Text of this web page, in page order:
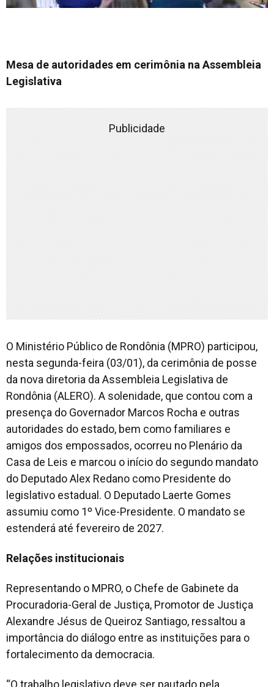
Mesa de autoridades em cerimônia na Assembleia
Legislativa
Publicidade
O Ministério Público de Rondônia (MPRO) participou,
nesta segunda-feira (03/01), da cerimônia de posse
da nova diretoria da Assembleia Legislativa de
Rondônia (ALERO). A solenidade, que contou com a
presença do Governador Marcos Rocha e outras
autoridades do estado, bem como familiares e
amigos dos empossados, ocorreu no Plenário da
Casa de Leis e marcou o início do segundo mandato
do Deputado Alex Redano como Presidente do
legislativo estadual. O Deputado Laerte Gomes
assumiu como 1º Vice-Presidente. O mandato se
estenderá até fevereiro de 2027.
Relações institucionais
Representando o MPRO, o Chefe de Gabinete da
Procuradoria-Geral de Justiça, Promotor de Justiça
Alexandre Jésus de Queiroz Santiago, ressaltou a
importância do diálogo entre as instituições para o
fortalecimento da democracia.
“O trabalho legislativo deve ser pautado pela